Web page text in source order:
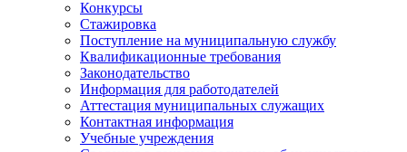
Конкурсы
Стажировка
Поступление на муниципальную службу
Квалификационные требования
Законодательство
Информация для работодателей
Аттестация муниципальных служащих
Контактная информация
Учебные учреждения